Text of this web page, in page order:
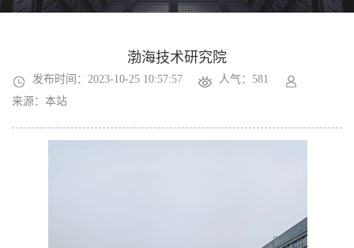
渤海技术研究院
发布时间：2023-10-25 10:57:57
人气：581
来源：本站